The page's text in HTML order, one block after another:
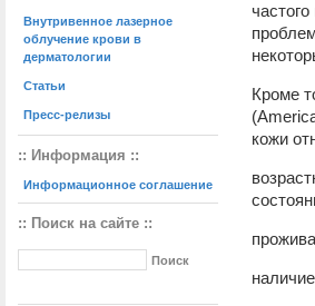
Внутривенное лазерное
облучение крови в
дерматологии
Статьи
Пресс-релизы
:: Информация ::
Информационное соглашение
:: Поиск на сайте ::
Кроме
кожи